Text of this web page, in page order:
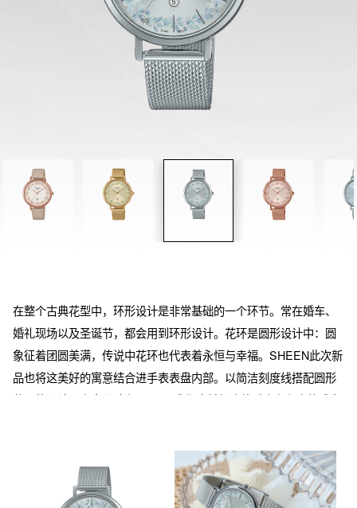
在整个古典花型中，环形设计是非常基础的一个环节。常在婚车、
婚礼现场以及圣诞节，都会用到环形设计。花环是圆形设计中：圆
象征着团圆美满，传说中花环也代表着永恒与幸福。SHEEN此次新
品也将这美好的寓意结合进手表表盘内部。以简洁刻度线搭配圆形
花环状设计，表盘尺寸在34mm; 我们也希望这款手表在七夕能成为